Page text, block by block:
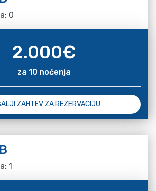
0
2.000€
za 10 noćenja
ZAHTEV ZA REZERVACIJU
1